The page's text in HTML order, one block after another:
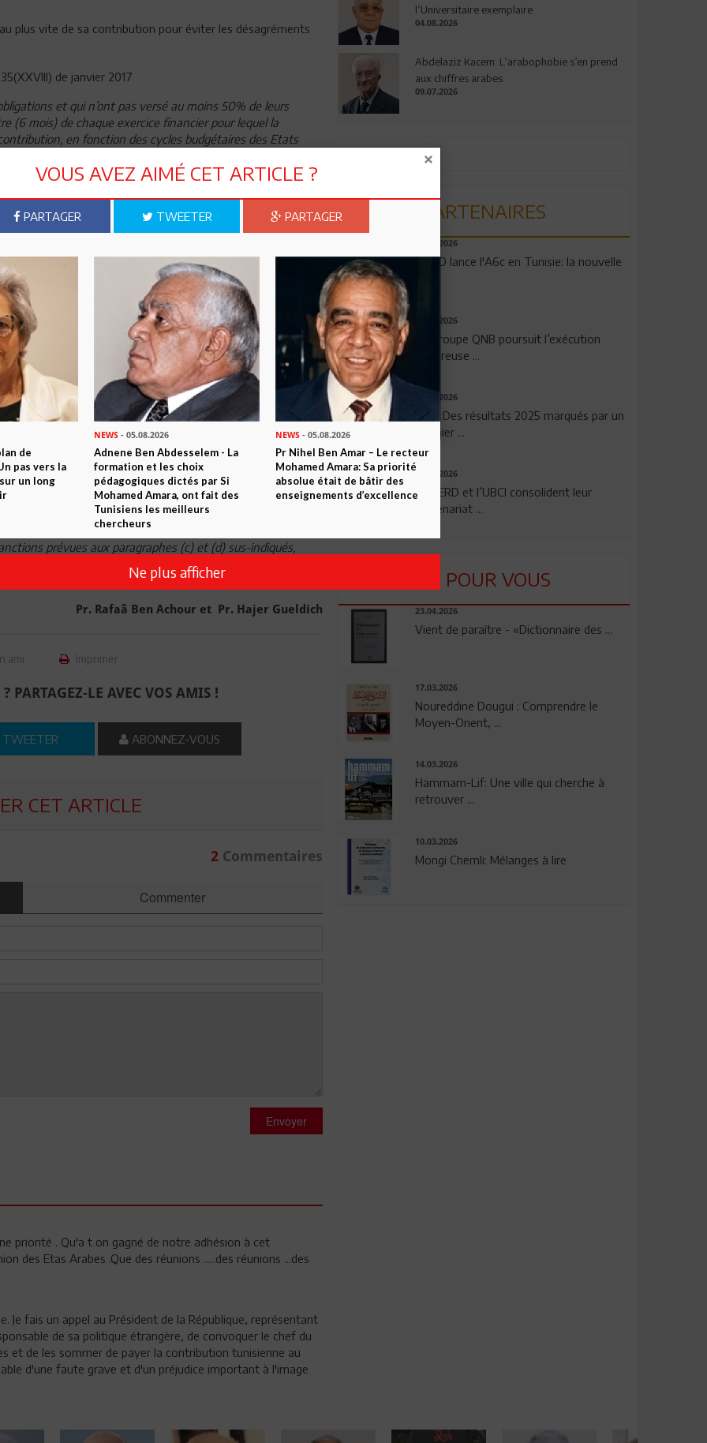
plus vite de sa contribution pour éviter les désagréments
de janvier 2017
et qui n’ont pas versé au moins 50% de leurs
(6 mois) de chaque exercice financier pour lequel la
en fonction des cycles budgétaires des Etats
considérés en arriérés de contribution est de six (6) mois
et de deux (2) ans pour le long terme ;
des sanctions d’avertissement pour les arriérés à
à moyen terme et des sanctions complètes pour les
membres de leur droit à la parole au cours des
des arriérés de paiement à court terme;
prévues à l’article 23(1) de l’Acte constitutif, aux
à l’article 78 (6) du Règlement financier de l’UA et à
du droit des États membres à:
; Ext/Assembly/AU/Dec.3(XI)
missions d’observation électorale, des missions
à toute réunion organisée par l’Union ;
élu et non-élu y compris les consultants, les
prévues aux paragraphes (c) et (d) sus-indiqués,
de la Conférence et ainsi que la suspension du droit de
Pr. Rafaâ Ben Achour et Pr. Hajer Gueldich
ami Imprimer
PARTAGEZ-LE AVEC VOS AMIS !
TWEETER ABONNEZ-VOUS
CET ARTICLE
2Commentaires
Commenter
Envoyer
priorité . Qu'a t on gagné de notre adhésion à cet
des Etas Arabes .Que des réunions .....des réunions ...des
fais un appel au Président de la République, représentant
de sa politique étrangère, de convoquer le chef du
et de les sommer de payer la contribution tunisienne au
d'une faute grave et d'un préjudice important à l'image
l’Universitaire exemplaire
04.08.2026
Abdelaziz Kacem: L’arabophobie s’en prend
aux chiffres arabes
09.07.2026
PARTENAIRES
04.08.2026
OPPO lance l'A6c en Tunisie: la nouvelle
29.07.2026
Le Groupe QNB poursuit l’exécution
rigoureuse ...
29.07.2026
TSB: Des résultats 2025 marqués par un
premier ...
24.07.2026
La BERD et l’UBCI consolident leur
partenariat ...
LU POUR VOUS
23.04.2026
Vient de paraître - «Dictionnaire des ...
17.03.2026
Noureddine Dougui : Comprendre le
Moyen-Orient, ...
14.03.2026
Hammam-Lif: Une ville qui cherche à
retrouver ...
10.03.2026
Mongi Chemli: Mélanges à lire
VOUS AVEZ AIMÉ CET ARTICLE ?
PARTAGER TWEETER PARTAGER
de
pas vers la
un long
NEWS - 05.08.2026
Adnene Ben Abdesselem - La
formation et les choix
pédagogiques dictés par Si
Mohamed Amara, ont fait des
Tunisiens les meilleurs
chercheurs
NEWS- 05.08.2026
Pr Nihel Ben Amar – Le recteur
Mohamed Amara: Sa priorité
absolue était de bâtir des
enseignements d’excellence
Ne plus afficher